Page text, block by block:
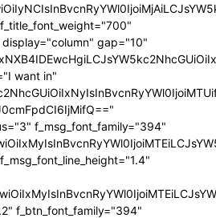
gap="10"
want in"
f_msg_font_family="394"
f_btn_font_family="394"